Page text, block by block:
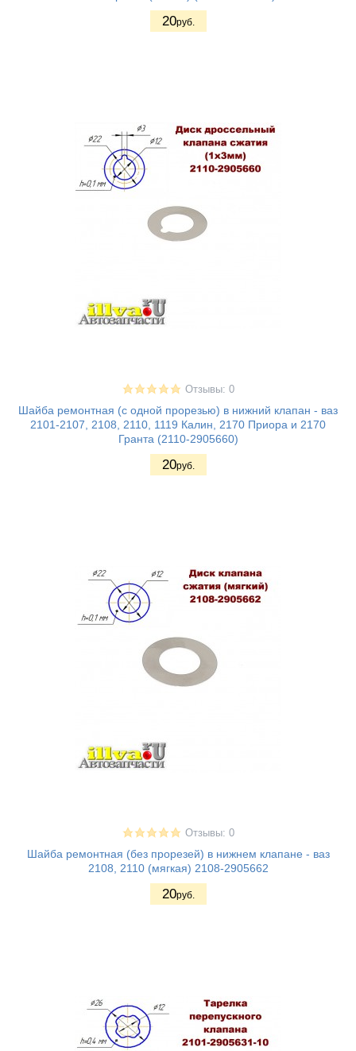
20руб.
Отзывы: 0
Шайба ремонтная (с одной прорезью) в нижний клапан - ваз
2101-2107, 2108, 2110, 1119 Калин, 2170 Приора и 2170
Гранта (2110-2905660)
20руб.
Отзывы: 0
Шайба ремонтная (без прорезей) в нижнем клапане - ваз
2108, 2110 (мягкая) 2108-2905662
20руб.